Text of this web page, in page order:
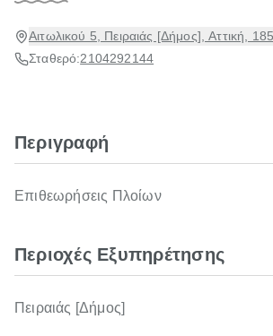
Αιτωλικού 5, Πειραιάς [Δήμος], Αττική,
Σταθερό:2104292144
Περιγραφή
Επιθεωρήσεις Πλοίων
Περιοχές Εξυπηρέτησης
Πειραιάς [Δήμος]